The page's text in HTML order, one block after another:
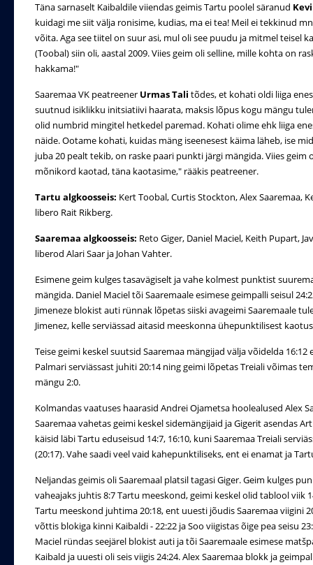
Täna sarnaselt Kaibaldile viiendas geimis Tartu poolel säranud
kuidagi me siit välja ronisime, kudias, ma ei tea! Meil ei tekkinud
võita. Aga see tiitel on suur asi, mul oli see puudu ja mitmel teisel
(Toobal) siin oli, aastal 2009. Viies geim oli selline, mille kohta on
hakkama!"
Saaremaa VK peatreener Urmas Tali tõdes, et kohati oldi liiga
suutnud isiklikku initsiatiivi haarata, maksis lõpus kogu mängu
olid numbrid mingitel hetkedel paremad. Kohati olime ehk liiga
näide. Ootame kohati, kuidas mäng iseenesest käima läheb, ise
juba 20 pealt tekib, on raske paari punkti järgi mängida. Viies
mõnikord kaotad, täna kaotasime," rääkis peatreener.
Tartu algkoosseis: Kert Toobal, Curtis Stockton, Alex Saaremaa,
libero Rait Rikberg.
Saaremaa algkoosseis: Reto Giger, Daniel Maciel, Keith Pupart,
liberod Alari Saar ja Johan Vahter.
Esimene geim kulges tasavägiselt ja vahe kolmest punktist
mängida. Daniel Maciel tõi Saaremaale esimese geimpalli seisul
Jimeneze blokist auti rünnak lõpetas siiski avageimi Saaremaale
Jimenez, kelle serviässad aitasid meeskonna ühepunktilisest
Teise geimi keskel suutsid Saaremaa mängijad välja võidelda
Palmari serviässast juhiti 20:14 ning geimi lõpetas Treiali võimas
mängu 2:0.
Kolmandas vaatuses haarasid Andrei Ojametsa hoolealused Alex
Saaremaa vahetas geimi keskel sidemängijaid ja Gigerit asendas
käisid läbi Tartu eduseisud 14:7, 16:10, kuni Saaremaa Treiali
(20:17). Vahe saadi veel vaid kahepunktiliseks, ent ei enamat ja
Neljandas geimis oli Saaremaal platsil tagasi Giger. Geim kulges
vaheajaks juhtis 8:7 Tartu meeskond, geimi keskel olid tablool viik
Tartu meeskond juhtima 20:18, ent uuesti jõudis Saaremaa viigini
võttis blokiga kinni Kaibaldi - 22:22 ja Soo viigistas õige pea seisu
Maciel ründas seejärel blokist auti ja tõi Saaremaale esimese
Kaibald ja uuesti oli seis viigis 24:24. Alex Saaremaa blokk ja